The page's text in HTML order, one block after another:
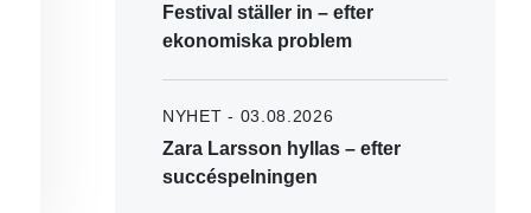
Festival ställer in – efter
ekonomiska problem
NYHET - 03.08.2026
Zara Larsson hyllas – efter
succéspelningen